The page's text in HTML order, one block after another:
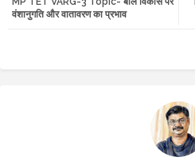
tte
वंशानुगति और वातावरण का प्रभाव